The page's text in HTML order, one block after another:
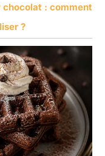
chocolat : comment
?